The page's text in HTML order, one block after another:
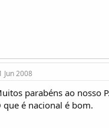
Jun 2008
parabéns ao nosso
que é nacional é bom.